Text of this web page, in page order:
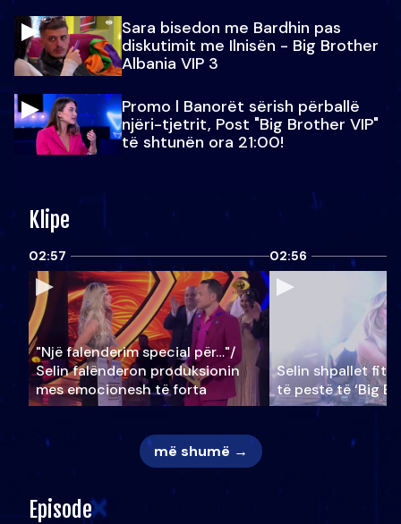
Sara bisedon me Bardhin pas
diskutimit me Ilnisën - Big Brother
Albania VIP 3
Promo l Banorët sërish përballë
njëri-tjetrit, Post "Big Brother VIP"
të shtunën ora 21:00!
Klipe
02:57
"Një falenderim special për…"/
Selin falënderon produksionin
mes emocionesh të forta
02:56
Selin shpallet
të pestë të ‘Big
më shumë →
Episode